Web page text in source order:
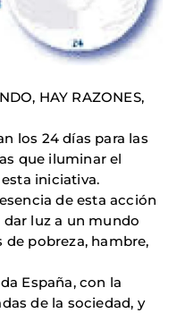
HAY RAZONES,
los 24 días para las
que iluminar el
iniciativa.
de esta acción
luz a un mundo
pobreza, hambre,
España, con la
de la sociedad, y